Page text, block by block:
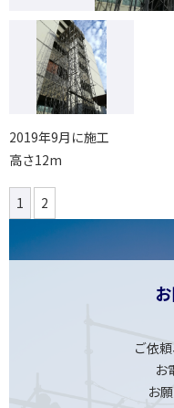
2019年9月に施工
高さ12m
1 2
ご依
お
お